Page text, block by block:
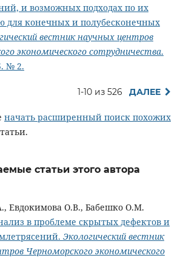
и возможных подходах по их
для конечных и полубесконечных
вестник научных центров
экономического сотрудничества.
№ 2.
1-10 из 526 ДАЛЕЕ
начать расширенный поиск похожих
статьи этого автора
Евдокимова О.В., Бабешко О.М.
в проблеме скрытых дефектов и
Экологический вестник
Черноморского экономического